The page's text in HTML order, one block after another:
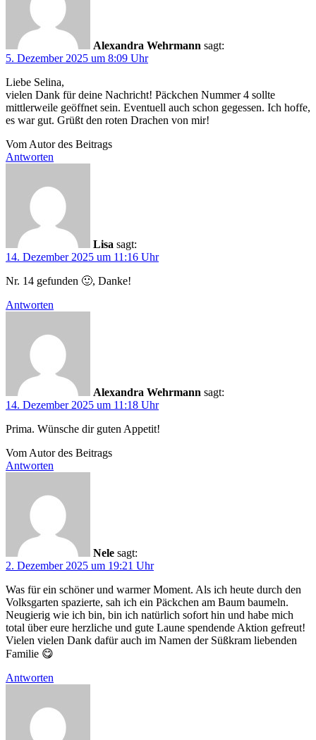
Alexandra Wehrmann sagt:
5. Dezember 2025 um 8:09 Uhr
Liebe Selina,
vielen Dank für deine Nachricht! Päckchen Nummer 4 sollte
mittlerweile geöffnet sein. Eventuell auch schon gegessen. Ich hoffe,
es war gut. Grüßt den roten Drachen von mir!
Vom Autor des Beitrags
Antworten
Lisa sagt:
14. Dezember 2025 um 11:16 Uhr
Nr. 14 gefunden 🙂, Danke!
Antworten
Alexandra Wehrmann sagt:
14. Dezember 2025 um 11:18 Uhr
Prima. Wünsche dir guten Appetit!
Vom Autor des Beitrags
Antworten
Nele sagt:
2. Dezember 2025 um 19:21 Uhr
Was für ein schöner und warmer Moment. Als ich heute durch den
Volksgarten spazierte, sah ich ein Päckchen am Baum baumeln.
Neugierig wie ich bin, bin ich natürlich sofort hin und habe mich
total über eure herzliche und gute Laune spendende Aktion gefreut!
Vielen vielen Dank dafür auch im Namen der Süßkram liebenden
Familie 😋
Antworten